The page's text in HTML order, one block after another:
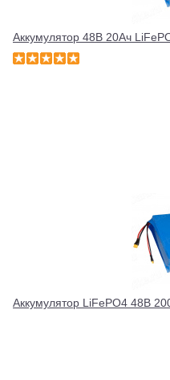
Аккумулятор 48В 20Ач
Аккумулятор LiFePO4 48В